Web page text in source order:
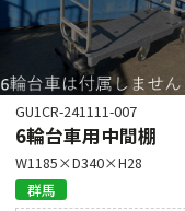
GU1CR-241111-007
6輪台車用中間棚
W1185×D340×H28
群馬